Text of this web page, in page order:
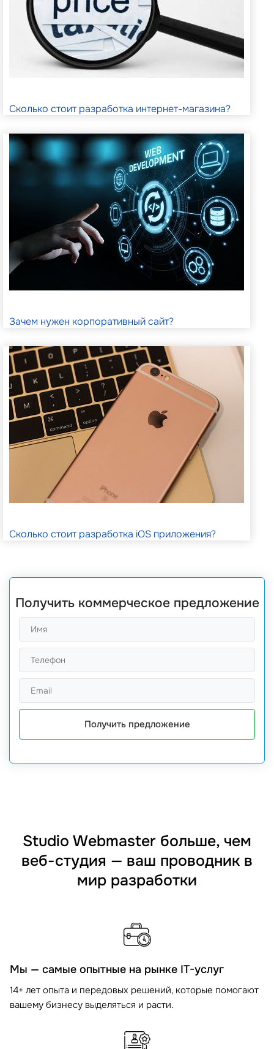
Сколько стоит разработка интернет-магазина?
Зачем нужен корпоративный сайт?
Сколько стоит разработка iOS приложения?
Получить коммерческое предложение
Получить предложение
Studio Webmaster больше, чем
веб-студия — ваш проводник в
мир разработки
Мы — самые опытные на рынке IT-услуг
14+ лет опыта и передовых решений, которые помогают
вашему бизнесу выделяться и расти.